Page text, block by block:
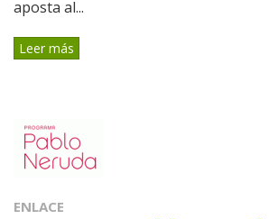
aposta al...
Leer más
ENLACE